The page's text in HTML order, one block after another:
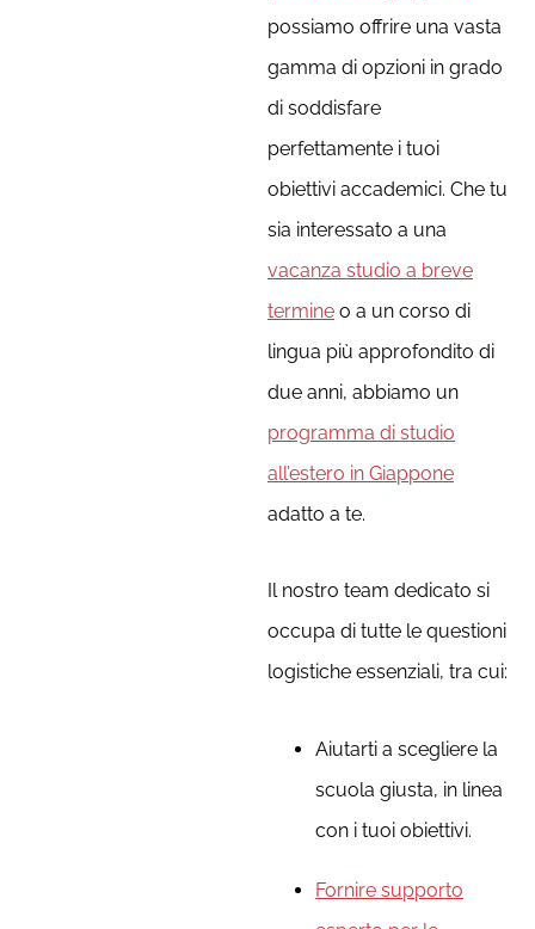
possiamo offrire una vasta
gamma di opzioni in grado
di soddisfare
perfettamente i tuoi
obiettivi accademici. Che tu
sia interessato a una
vacanza studio a breve
termine o a un corso di
lingua più approfondito di
due anni, abbiamo un
programma di studio
all’estero in Giappone
adatto a te.
Il nostro team dedicato si
occupa di tutte le questioni
logistiche essenziali, tra cui:
Aiutarti a scegliere la
scuola giusta, in linea
con i tuoi obiettivi.
Fornire supporto